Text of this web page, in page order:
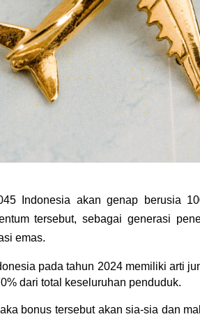
Indonesia akan genap berusia
tersebut, sebagai generasi
emas.
pada tahun 2024 memiliki arti
dari total keseluruhan penduduk.
bonus tersebut akan sia-sia dan